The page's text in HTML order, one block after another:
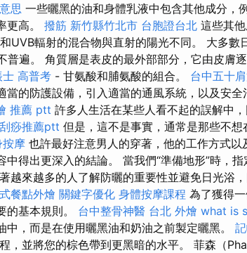
思 一些曬黑的油和身體乳液中包含其他成分，
更高。 撥筋 新竹縣竹北市 台胞證台北 這些其
UVB輻射的混合物與直射的陽光不同。 大多數
普遍。 角質層是表皮的最外部部分，它由皮膚
士 高普考 - 甘氨酸和脯氨酸的組合。 台中五十
的防護設備，引入適當的通風系統，以及安全
推薦 ptt 許多人生活在某些人看不起的誤解中
痧推薦ptt 但是，這不是事實，通常是那些不想
按摩 也許最好注意男人的穿著，他的工作方式以
得出更深入的結論。 當我們“準備地形”時，
越來越多的人了解防曬的重要性並避免日光浴
餐點外燴 關鍵字優化 身體按摩課程 為了獲得
的基本規則。 台中整骨神醫 台北 外燴 what is
，而是在使用曬黑油和奶油之前製定曬黑。
，並將您的棕色帶到更黑暗的水平。 菲森（